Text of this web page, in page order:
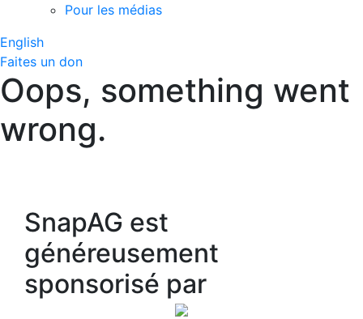
Pour les médias
English
Faites un don
Oops, something went
wrong.
SnapAG est
généreusement
sponsorisé par